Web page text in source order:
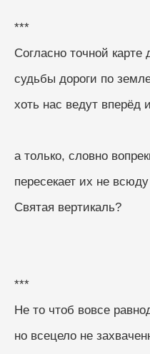
***
Согласно точной карте
судьбы дороги по
хоть нас ведут вперёд
а только, словно
пересекает их не
Святая вертикаль?
***
Не то чтоб вовсе
но всецело не